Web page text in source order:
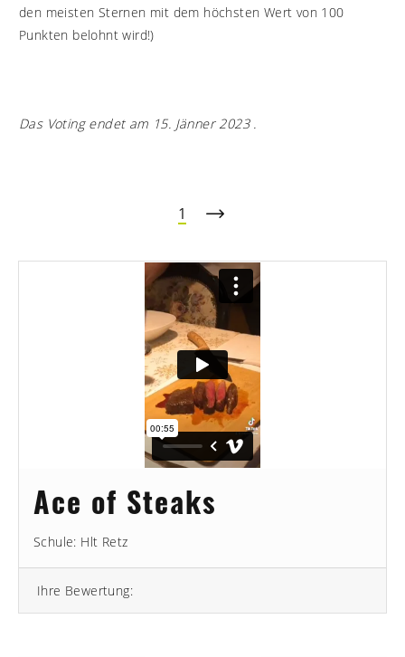
den meisten Sternen mit dem höchsten Wert von 100
Punkten belohnt wird!)
Das Voting endet am 15. Jänner 2023 .
1
Ace of Steaks
Schule: Hlt Retz
Ihre Bewertung: